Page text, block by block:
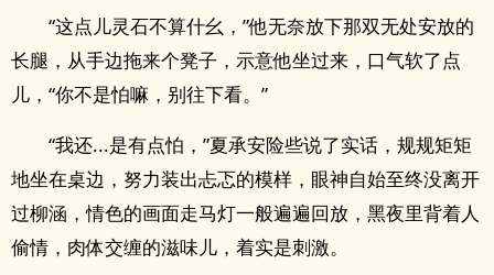
“这点儿灵石不算什幺，”他无奈放下那双无处安放的
长腿，从手边拖来个凳子，示意他坐过来，口气软了点
儿，“你不是怕嘛，别往下看。”
“我还...是有点怕，”夏承安险些说了实话，规规矩矩
地坐在桌边，努力装出忐忑的模样，眼神自始至终没离开
过柳涵，‎情‍‍色‌的画面走马灯一般遍遍回放，黑夜里背着人
偷情，肉体交缠的滋味儿，着实是刺激。